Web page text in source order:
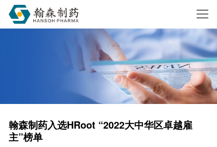
翰森制药入选HRoot “2022大中华区卓越雇
主”榜单